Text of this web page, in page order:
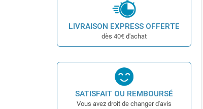
LIVRAISON EXPRESS OFFERTE
dès 40€ d'achat
SATISFAIT OU REMBOURSÉ
Vous avez droit de changer d'avis